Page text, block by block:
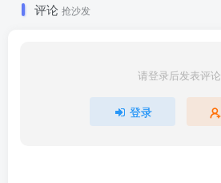
评论 抢沙发
请登录后发表评论
登录